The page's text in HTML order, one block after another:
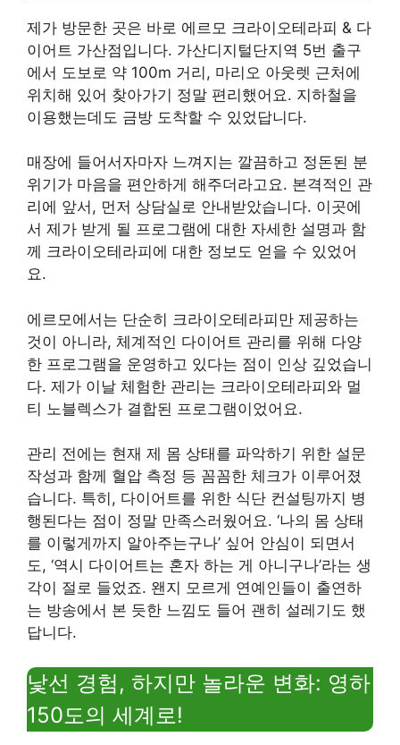
제가 방문한 곳은 바로 에르모 크라이오테라피 & 다
이어트 가산점입니다. 가산디지털단지역 5번 출구
에서 도보로 약 100m 거리, 마리오 아웃렛 근처에
위치해 있어 찾아가기 정말 편리했어요. 지하철을
이용했는데도 금방 도착할 수 있었답니다.
매장에 들어서자마자 느껴지는 깔끔하고 정돈된 분
위기가 마음을 편안하게 해주더라고요. 본격적인 관
리에 앞서, 먼저 상담실로 안내받았습니다. 이곳에
서 제가 받게 될 프로그램에 대한 자세한 설명과 함
께 크라이오테라피에 대한 정보도 얻을 수 있었어
요.
에르모에서는 단순히 크라이오테라피만 제공하는
것이 아니라, 체계적인 다이어트 관리를 위해 다양
한 프로그램을 운영하고 있다는 점이 인상 깊었습니
다. 제가 이날 체험한 관리는 크라이오테라피와 멀
티 노블렉스가 결합된 프로그램이었어요.
관리 전에는 현재 제 몸 상태를 파악하기 위한 설문
작성과 함께 혈압 측정 등 꼼꼼한 체크가 이루어졌
습니다. 특히, 다이어트를 위한 식단 컨설팅까지 병
행된다는 점이 정말 만족스러웠어요. ‘나의 몸 상태
를 이렇게까지 알아주는구나’ 싶어 안심이 되면서
도, ‘역시 다이어트는 혼자 하는 게 아니구나’라는 생
각이 절로 들었죠. 왠지 모르게 연예인들이 출연하
는 방송에서 본 듯한 느낌도 들어 괜히 설레기도 했
답니다.
낯선 경험, 하지만 놀라운 변화: 영하
150도의 세계로!